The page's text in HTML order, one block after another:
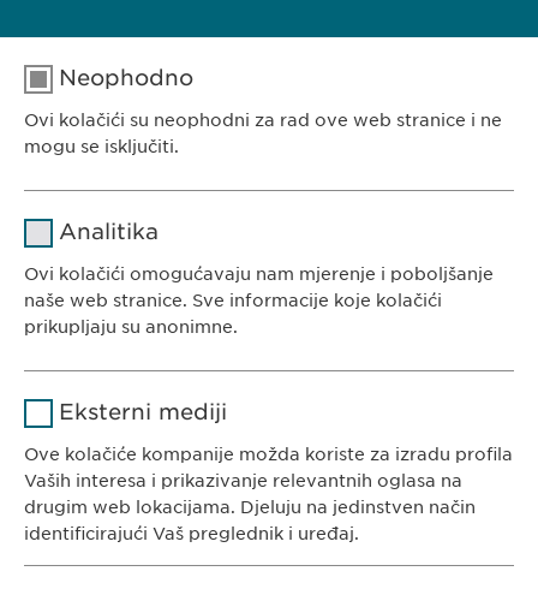
EWOPHARMA BOSNA I HERCEGOVINA
Bosna i Hercegovina
Tel. +387 33 592 140
E-Mail:info@ewopharma.ba
Neophodno
Ovi kolačići su neophodni za rad ove web stranice i ne
mogu se isključiti.
sgalinski
Trajanje
Svrha
saglasnosti kolačića.
Analitika
Ovi kolačići omogućavaju nam mjerenje i poboljšanje
naše web stranice. Sve informacije koje kolačići
prikupljaju su anonimne.
Google
Trajanje 1 day
Eksterni mediji
Ove kolačiće kompanije možda koriste za izradu profila
Vaših interesa i prikazivanje relevantnih oglasa na
drugim web lokacijama. Djeluju na jedinstven način
identificirajući Vaš preglednik i uređaj.